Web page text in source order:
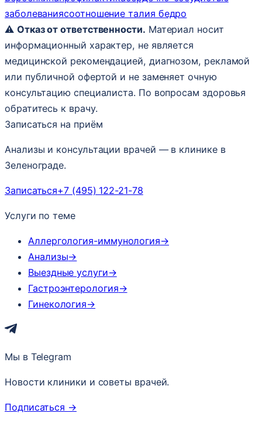
заболеваниясоотношение талия бедро
⚠️ Отказ от ответственности. Материал носит
информационный характер, не является
медицинской рекомендацией, диагнозом, рекламой
или публичной офертой и не заменяет очную
консультацию специалиста. По вопросам здоровья
обратитесь к врачу.
Записаться на приём
Анализы и консультации врачей — в клинике в
Зеленограде.
Записаться+7 (495) 122-21-78
Услуги по теме
Аллергология-иммунология→
Анализы→
Выездные услуги→
Гастроэнтерология→
Гинекология→
Мы в Telegram
Новости клиники и советы врачей.
Подписаться →